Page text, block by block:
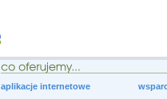
aplikacje internetowe